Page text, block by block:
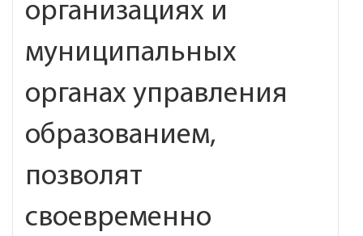
организациях и
муниципальных
органах управления
образованием,
позволят
своевременно